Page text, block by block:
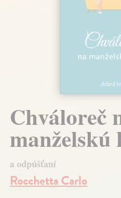
Chváloreč
a odpúšťaní
Rocchetta Carlo